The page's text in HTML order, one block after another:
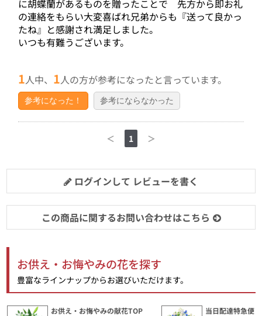
に胡蝶蘭があるものを贈ったことで 先方から即お礼
の連絡をもらい大変喜ばれ兄弟からも『送って良かっ
たね』と感謝され満足しました。
いつも有難うございます。
1人中、 1人の方が参考になったと言っています。
参考になった！ 参考にならなかった
＜ 1 ＞
ログインして レビューを書く
この商品に関するお問い合わせはこちら
お供え・お悔やみの花を探す
豊富なラインナップからお選びいただけます。
お供え・お悔やみの献花TOP 当日配達特急便